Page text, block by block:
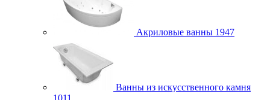
Акриловые ванны 1947
Ванны из искусственного камня
1011